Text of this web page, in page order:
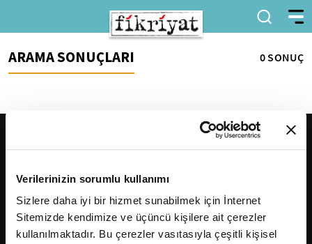
Verilerinizin sorumlu kullanımı
Sizlere daha iyi bir hizmet sunabilmek için İnternet
Sitemizde kendimize ve üçüncü kişilere ait çerezler
kullanılmaktadır. Bu çerezler vasıtasıyla çeşitli kişisel
ARAMA SONUÇLARI 0 SONUÇ
2026Fikriyat. Tüm hakları saklıdır.